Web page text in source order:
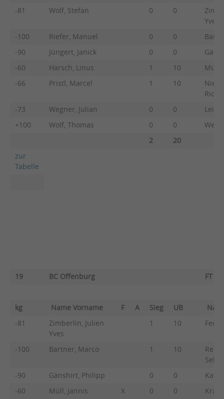
-81
Wolf, Stefan 0 0
Yves
-100
Riefer, Manuel 0 0
-90
Jüngert, Janick 0 0
-60
Harsch, Linus 1 10
Müll,
-66
Pristl, Marcel 1 10
-73
Wegner, Julian 0 0
+100
Wolf, Thomas 0 0
2
20
zur
Tabelle
19 BC Offenburg FT
kg Name Vorname F A Sieg UB
-81
Zimberlin, Julien
Yves
1 10
-100 Bartner, Marco 1 10
-90
Gänshirt, Philipp 0 0
-60
Müll, Jannis X 0 0